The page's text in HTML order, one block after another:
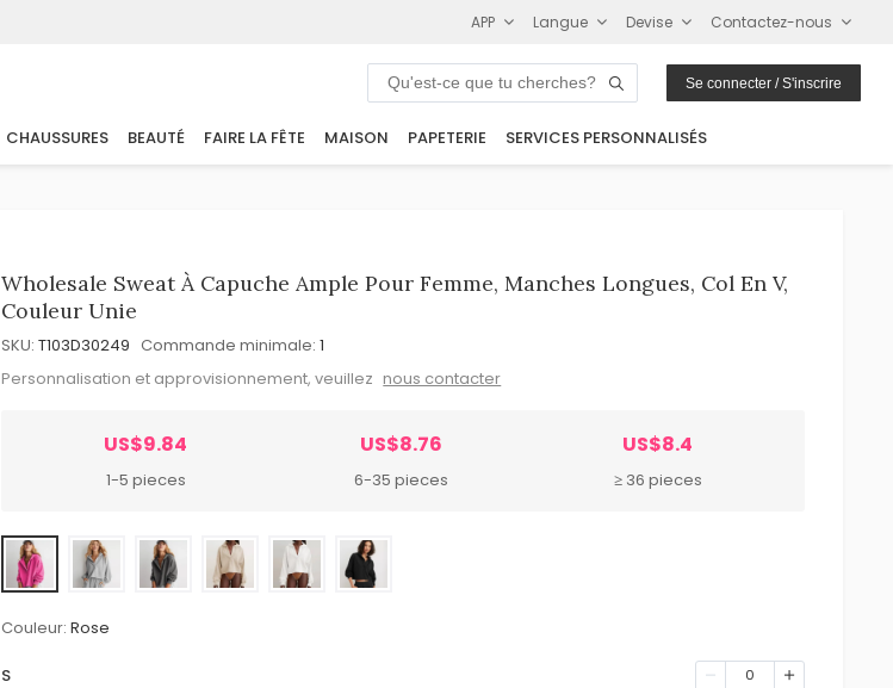
APP Langue Devise Contactez-nous
Se connecter / S'inscrire
CHAUSSURES BEAUTÉ FAIRE LA FÊTE MAISON PAPETERIE SERVICES PERSONNALISÉS
Wholesale Sweat À Capuche Ample Pour Femme, Manches Longues, Col En V,
Couleur Unie
SKU: T103D30249 Commande minimale: 1
Personnalisation et approvisionnement, veuillez nous contacter
US$9.84
1-5 pieces
US$8.76
6-35 pieces
US$8.4
≥ 36 pieces
Couleur: Rose
S 0